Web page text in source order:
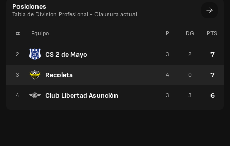
Posiciones
Tabla de Division Profesional - Clausura actual
# Equipo
2 CS 2 de Mayo
3 Recoleta
4 Club Libertad Asunción
P DG PTS.
3 2 7
4 0 7
3 3 6